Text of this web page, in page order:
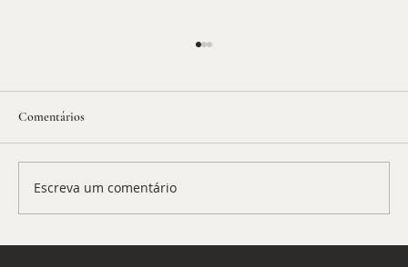
Comentários
Escreva um comentário